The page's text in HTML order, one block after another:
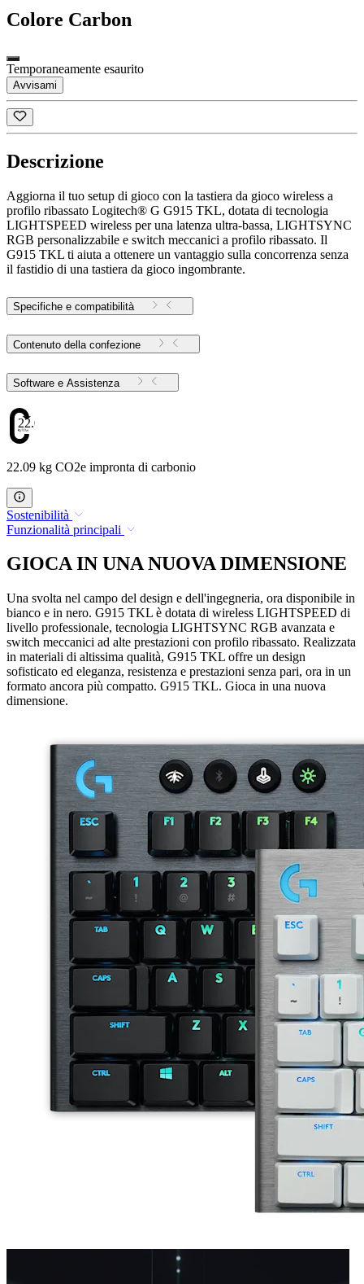
Colore Carbon
Temporaneamente esaurito
Avvisami
Descrizione
Aggiorna il tuo setup di gioco con la tastiera da gioco wireless a
profilo ribassato Logitech® G G915 TKL, dotata di tecnologia
LIGHTSPEED wireless per una latenza ultra-bassa, LIGHTSYNC
RGB personalizzabile e switch meccanici a profilo ribassato. Il
G915 TKL ti aiuta a ottenere un vantaggio sulla concorrenza senza
il fastidio di una tastiera da gioco ingombrante.
Specifiche e compatibilità
Contenuto della confezione
Software e Assistenza
22.09
22.09 kg CO2e impronta di carbonio
Sostenibilità
Funzionalità principali
GIOCA IN UNA NUOVA DIMENSIONE
Una svolta nel campo del design e dell'ingegneria, ora disponibile in
bianco e in nero. G915 TKL è dotata di wireless LIGHTSPEED di
livello professionale, tecnologia LIGHTSYNC RGB avanzata e
switch meccanici ad alte prestazioni con profilo ribassato. Realizzata
in materiali di altissima qualità, G915 TKL offre un design
sofisticato ed eleganza, resistenza e prestazioni senza pari, ora in un
formato ancora più compatto. G915 TKL. Gioca in una nuova
dimensione.